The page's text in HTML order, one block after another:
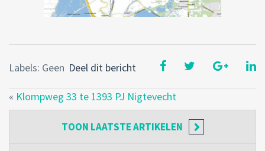
Deel dit bericht
Labels: Geen
« Klompweg 33 te 1393 PJ Nigtevecht
TOON LAATSTE ARTIKELEN